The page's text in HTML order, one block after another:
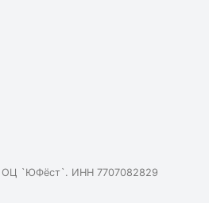
ОЦ `ЮФёст`. ИНН 7707082829